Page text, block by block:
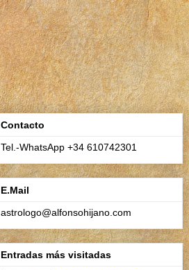
Contacto
Tel.-WhatsApp +34 610742301
E.Mail
astrologo@alfonsohijano.com
Entradas más visitadas